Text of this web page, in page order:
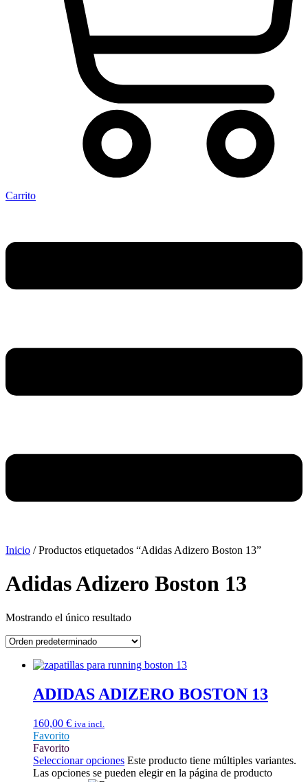
Carrito
Inicio / Productos etiquetados “Adidas Adizero Boston 13”
Adidas Adizero Boston 13
Mostrando el único resultado
ADIDAS ADIZERO BOSTON 13
160,00 € iva incl.
Favorito
Favorito
Seleccionar opciones Este producto tiene múltiples variantes.
Las opciones se pueden elegir en la página de producto